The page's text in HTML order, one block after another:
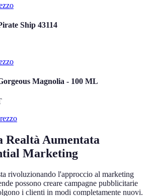
Ship 43114
Magnolia - 100 ML
Realtà Aumentata
Marketing
rivoluzionando l'approccio al marketing
possono creare campagne pubblicitarie
i clienti in modi completamente nuovi.